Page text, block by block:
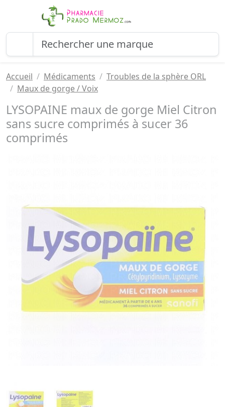
Accueil Médicaments
Troubles de la sphère ORL
Maux de gorge / Voix
LYSOPAINE maux de gorge Miel Citron
sans sucre comprimés à sucer 36
comprimés